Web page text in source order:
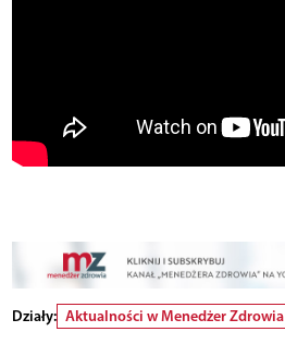
Działy: Aktualności w Menedżer Zdrowia